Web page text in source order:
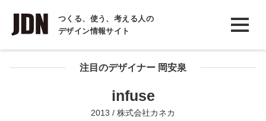
つくる、使う、考える人の
デザイン情報サイト
INTERVIEW
インタビュー
REPORT
COLUMN
注目のデザイナー 岡安泉
infuse
2013 / 株式会社カネカ